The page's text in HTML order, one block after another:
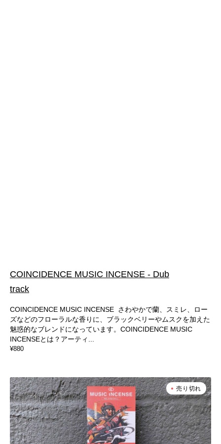
COINCIDENCE MUSIC INCENSE - Dub
track
COINCIDENCE MUSIC INCENSE さわやかで蘭、スミレ、ロー
ズなどのフローラルな香りに、ブラックベリーやムスクを加えた
魅惑的なブレンドになっています。COINCIDENCE MUSIC
INCENSEとは？アーティ...
通
格
¥880
COINCIDENCE
MUSIC
INCENSE
-
Piano
売り切れ